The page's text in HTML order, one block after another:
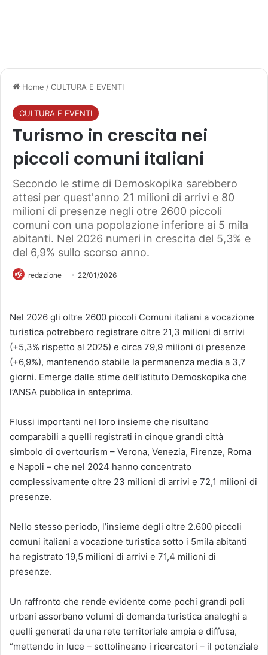
Home /CULTURA E EVENTI
CULTURA E EVENTI
Turismo in crescita nei
piccoli comuni italiani
Secondo le stime di Demoskopika sarebbero
attesi per quest'anno 21 milioni di arrivi e 80
milioni di presenze negli otre 2600 piccoli
comuni con una popolazione inferiore ai 5 mila
abitanti. Nel 2026 numeri in crescita del 5,3% e
del 6,9% sullo scorso anno.
redazione 22/01/2026
Nel 2026 gli oltre 2600 piccoli Comuni italiani a vocazione
turistica potrebbero registrare oltre 21,3 milioni di arrivi
(+5,3% rispetto al 2025) e circa 79,9 milioni di presenze
(+6,9%), mantenendo stabile la permanenza media a 3,7
giorni. Emerge dalle stime dell’istituto Demoskopika che
l’ANSA pubblica in anteprima.
Flussi importanti nel loro insieme che risultano
comparabili a quelli registrati in cinque grandi città
simbolo di overtourism – Verona, Venezia, Firenze, Roma
e Napoli – che nel 2024 hanno concentrato
complessivamente oltre 23 milioni di arrivi e 72,1 milioni di
presenze.
Nello stesso periodo, l’insieme degli oltre 2.600 piccoli
comuni italiani a vocazione turistica sotto i 5mila abitanti
ha registrato 19,5 milioni di arrivi e 71,4 milioni di
presenze.
Un raffronto che rende evidente come pochi grandi poli
urbani assorbano volumi di domanda turistica analoghi a
quelli generati da una rete territoriale ampia e diffusa,
“mettendo in luce – sottolineano i ricercatori – il potenziale